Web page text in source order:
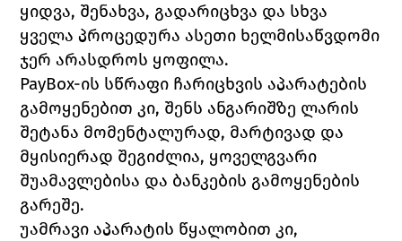
ყიდვა, შენახვა, გადარიცხვა და სხვა
ყველა პროცედურა ასეთი ხელმისაწვდომი
ჯერ არასდროს ყოფილა.
PayBox-ის სწრაფი ჩარიცხვის აპარატების
გამოყენებით კი, შენს ანგარიშზე ლარის
შეტანა მომენტალურად, მარტივად და
მყისიერად შეგიძლია, ყოველგვარი
შუამავლებისა და ბანკების გამოყენების
გარეშე.
უამრავი აპარატის წყალობით კი,